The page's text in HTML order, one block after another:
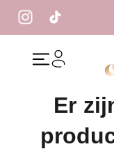
/ Producten
Er